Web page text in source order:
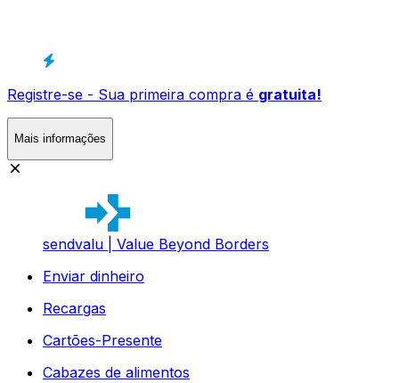
Registre-se - Sua primeira compra é gratuita!
Mais informações
sendvalu | Value Beyond Borders
Enviar dinheiro
Recargas
Cartões-Presente
Cabazes de alimentos